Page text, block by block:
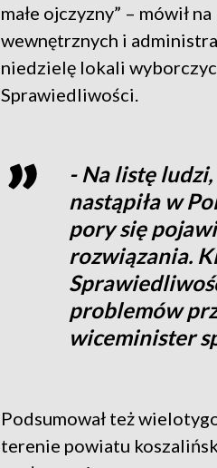
małe ojczyzny” – mówił
wewnętrznych i
niedzielę lokali
Sprawiedliwości.
- Na listę
nastąpiła w
pory się
rozwiązania.
problemów
wiceminister
Podsumował też
terenie powiatu